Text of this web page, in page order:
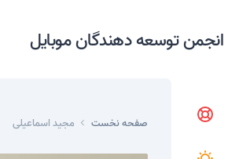
انجمن توسعه دهندگان موبایل
صفحه نخست مجید اسماعیلی